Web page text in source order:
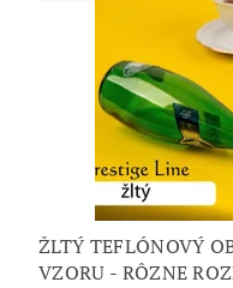
ŽLTÝ TEFLÓNOVÝ
VZORU - RÔZNE